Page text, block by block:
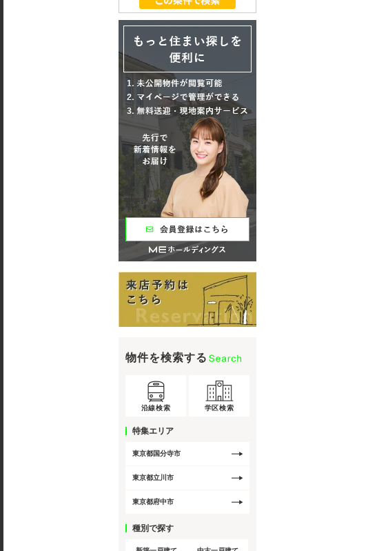
物件を検索する
沿線検索 学区検索
特集エリア
東京都国分寺市
東京都立川市
東京都府中市
種別で探す